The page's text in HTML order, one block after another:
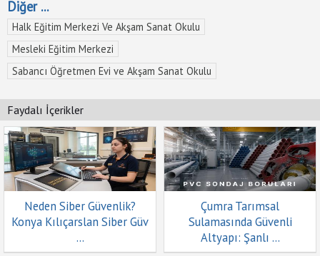
Diğer ...
Halk Eğitim Merkezi Ve Akşam Sanat Okulu
Mesleki Eğitim Merkezi
Sabancı Öğretmen Evi ve Akşam Sanat Okulu
Faydalı İçerikler
Neden Siber Güvenlik?
Konya Kılıçarslan Siber Güv
...
Çumra Tarımsal
Sulamasında Güvenli
Altyapı: Şanlı ...